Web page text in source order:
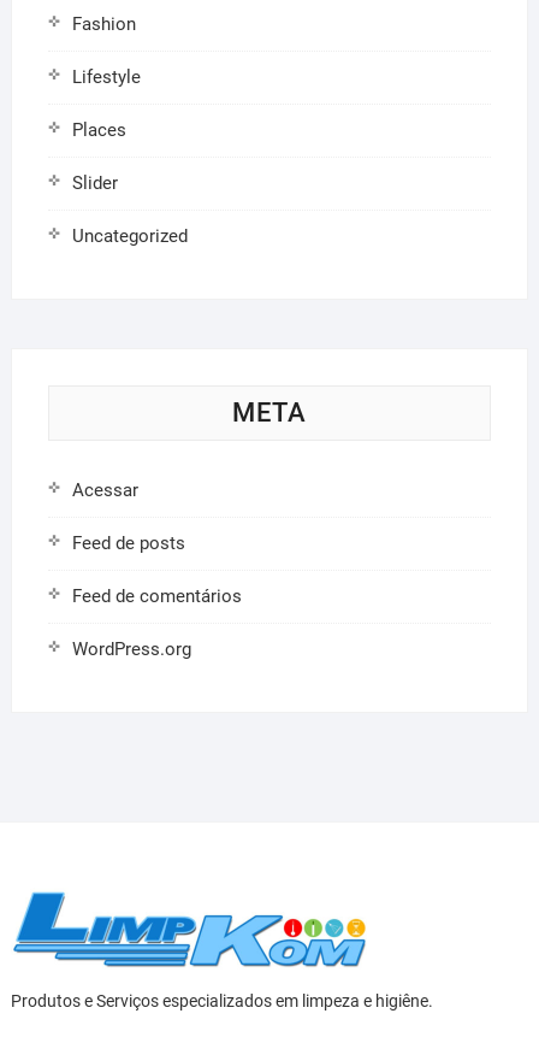
Fashion
Lifestyle
Places
Slider
Uncategorized
META
Acessar
Feed de posts
Feed de comentários
WordPress.org
Produtos e Serviços especializados em limpeza e higiêne.